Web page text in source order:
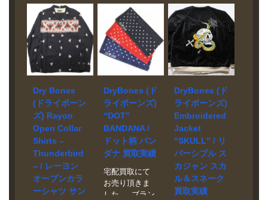
Dry Bones
(ドライボーン
ズ) Rayon
Open Collar
Shirts –
Thunderbird
– / レーヨン
オープンカラ
ーシャツ サン
DryBones (ド
ライボーンズ)
“DOT”
BANDANA /
ドット柄 バン
ダナ 買取実績
宅配買取にて
お売り頂きま
した。 ブラン
DryBones (ド
ライボーンズ)
Embroidered
Jacket
“SKULL” / リ
バーシブル ス
カジャン スカ
ル＆スネーク
買取実績